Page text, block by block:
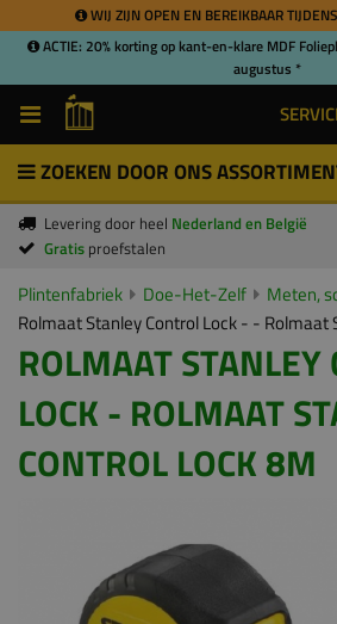
WIJ ZIJN OPEN EN BEREIKBAAR
ACTIE: 20% korting op kant-en-klare MDF
augustus *
ZOEKEN DOOR ONS
Levering door heel Nederland en België
Gratis proefstalen
Plintenfabriek Doe-Het-Zelf
Meten,
Rolmaat Stanley Control Lock - - Rolmaat
ROLMAAT STANLEY
LOCK - ROLMAAT
CONTROL LOCK 8M